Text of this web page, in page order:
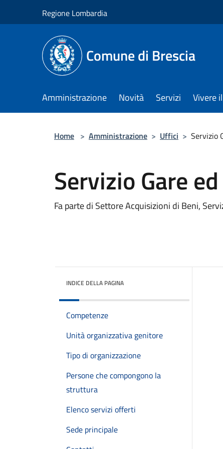
Regione Lombardia
Comune di Brescia
Amministrazione Novità Servizi Vivere
Home > Amministrazione > Uffici > Servizio
Servizio Gare
Fa parte di Settore Acquisizioni di Beni,
INDICE DELLA PAGINA
Competenze
Unità organizzativa genitore
Tipo di organizzazione
Persone che compongono la
struttura
Elenco servizi offerti
Sede principale